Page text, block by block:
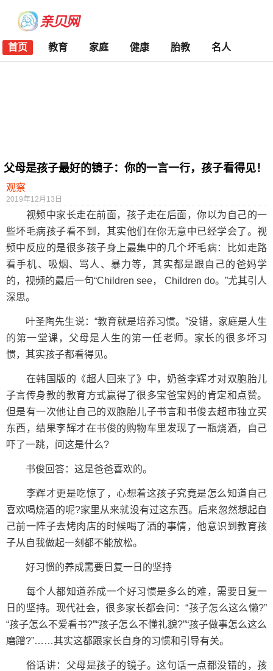
首页 教育 家庭 健康 胎教 名人
父母是孩子最好的镜子：你的一言一行，孩子看得见！
观察
2019年12月13日
视频中家长走在前面，孩子走在后面，你以为自己的一
些坏毛病孩子看不到，其实他们在你无意中已经学会了。视
频中反应的是很多孩子身上最集中的几个坏毛病：比如走路
看手机、吸烟、骂人、暴力等，其实都是跟自己的爸妈学
的，视频的最后一句“Children see， Children do。”尤其引人
深思。
叶圣陶先生说：“教育就是培养习惯。”没错，家庭是人生
的第一堂课，父母是人生的第一任老师。家长的很多坏习
惯，其实孩子都看得见。
在韩国版的《超人回来了》中，奶爸李辉才对双胞胎儿
子言传身教的教育方式赢得了很多宝爸宝妈的肯定和点赞。
但是有一次他让自己的双胞胎儿子书言和书俊去超市独立买
东西，结果李辉才在书俊的购物车里发现了一瓶烧酒，自己
吓了一跳，问这是什么?
书俊回答：这是爸爸喜欢的。
李辉才更是吃惊了，心想着这孩子究竟是怎么知道自己
喜欢喝烧酒的呢?家里从来就没有过这东西。后来忽然想起自
己前一阵子去烤肉店的时候喝了酒的事情，他意识到教育孩
子从自我做起一刻都不能放松。
好习惯的养成需要日复一日的坚持
每个人都知道养成一个好习惯是多么的难，需要日复一
日的坚持。现代社会，很多家长都会问：“孩子怎么这么懒?”
“孩子怎么不爱看书?”“孩子怎么不懂礼貌?”“孩子做事怎么这么
磨蹭?”……其实这都跟家长自身的习惯和引导有关。
俗话讲：父母是孩子的镜子。这句话一点都没错的，孩